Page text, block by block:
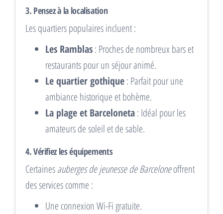
3. Pensez à la localisation
Les quartiers populaires incluent :
Les Ramblas: Proches de nombreux bars et
restaurants pour un séjour animé.
Le quartier gothique: Parfait pour une
ambiance historique et bohème.
La plage et Barceloneta: Idéal pour les
amateurs de soleil et de sable.
4.Vérifiez les équipements
Certainesauberges de jeunesse de Barceloneoffrent
des services comme :
Une connexion Wi-Fi gratuite.